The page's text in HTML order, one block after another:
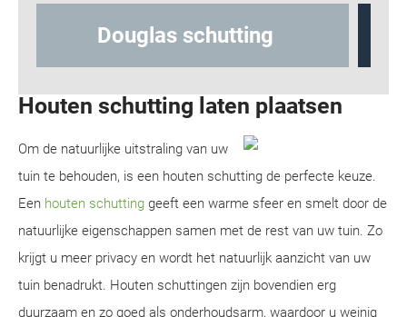
Hout-betonschutting
Houten schutting laten plaatsen
Om de natuurlijke uitstraling van uw
tuin te behouden, is een houten schutting de perfecte keuze.
Een houten schutting geeft een warme sfeer en smelt door de
natuurlijke eigenschappen samen met de rest van uw tuin. Zo
krijgt u meer privacy en wordt het natuurlijk aanzicht van uw
tuin benadrukt. Houten schuttingen zijn bovendien erg
duurzaam en zo goed als onderhoudsarm, waardoor u weinig